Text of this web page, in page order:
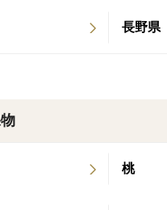
、九州/沖縄・北海道のお
長野県
桃